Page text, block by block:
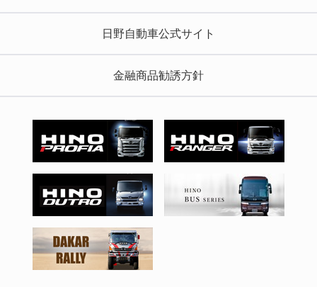
日野自動車公式サイト
金融商品勧誘方針